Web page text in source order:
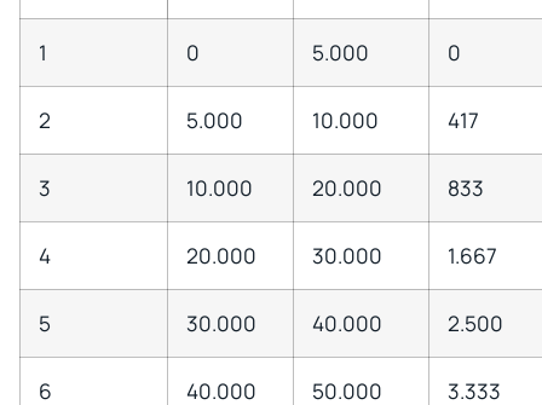
1 0 5.000 0
2 5.000 10.000 417
3 10.000 20.000 833
4 20.000 30.000 1.667
5 30.000 40.000 2.500
6 40.000 50.000 3.333